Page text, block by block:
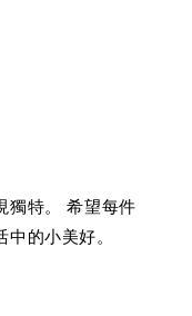
獨特。 希望每件
的小美好。